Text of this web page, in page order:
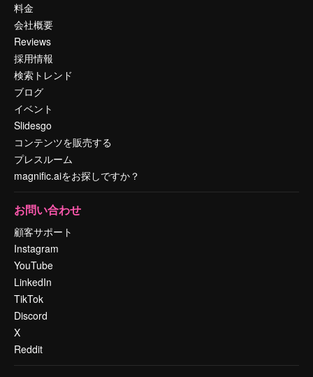
料金
会社概要
Reviews
採用情報
検索トレンド
ブログ
イベント
Slidesgo
コンテンツを販売する
プレスルーム
magnific.aiをお探しですか？
お問い合わせ
顧客サポート
Instagram
YouTube
LinkedIn
TikTok
Discord
X
Reddit